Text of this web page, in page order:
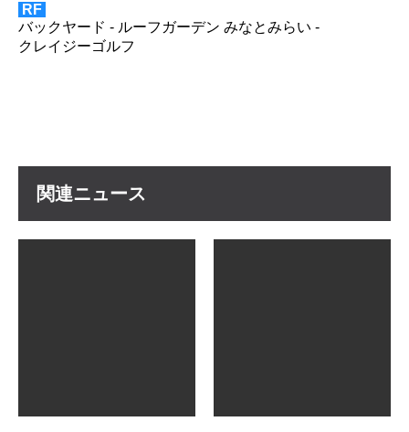
RF
バックヤード - ルーフガーデン みなとみらい -
クレイジーゴルフ
関連ニュース